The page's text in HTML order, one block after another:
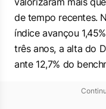
de tempo recentes.
índice avançou
três anos, a alta do
ante 12,7% do